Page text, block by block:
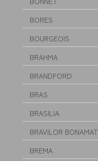
BORES
BOURGEOIS
BRAHMA
BRANDFORD
BRAS
BRASILIA
BRAVILOR BONAMAT
BREMA